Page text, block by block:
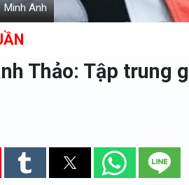
Minh Anh
Thảo: Tập trung